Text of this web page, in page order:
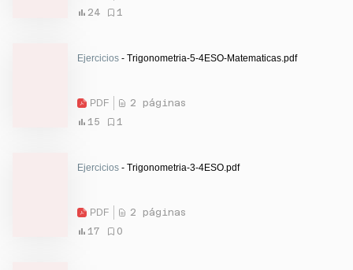
24
1
Ejercicios - Trigonometria-5-4ESO-Matematicas.pdf
PDF
2 páginas
15
1
Ejercicios - Trigonometria-3-4ESO.pdf
PDF
2 páginas
17
0